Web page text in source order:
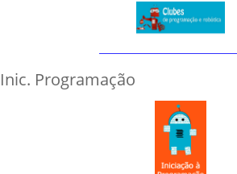
Inic. Programação